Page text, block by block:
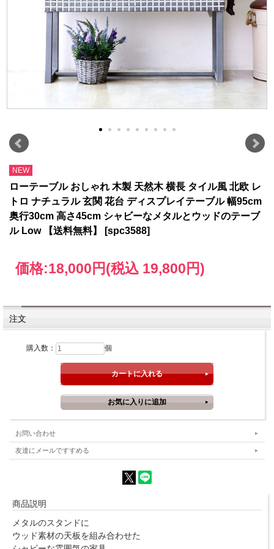
NEW
ローテーブル おしゃれ 木製 天然木 横長 タイル風 北欧 レ
トロ ナチュラル 玄関 花台 ディスプレイテーブル 幅95cm
奥行30cm 高さ45cm シャビーなメタルとウッドのテーブ
ル Low 【送料無料】 [spc3588]
価格:18,000円(税込 19,800円)
注文
購入数： 個
お問い合わせ
友達にメールですすめる
商品説明
メタルのスタンドに
ウッド素材の天板を組み合わせた